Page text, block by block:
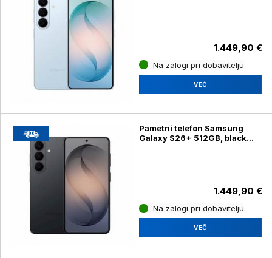
1.449,90 €
Na zalogi pri dobavitelju
VEČ
Pametni telefon Samsung
Galaxy S26+ 512GB, black
1.449,90 €
Na zalogi pri dobavitelju
VEČ